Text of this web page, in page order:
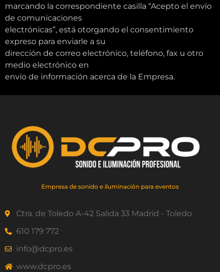
marcando la correspondiente casilla “Acepto el envío
de comunicaciones
electrónicas”, está otorgando el consentimiento
expreso para enviarle a su
dirección de correo electrónico, teléfono, fax u otro
medio electrónico en
envío de información acerca de la Empresa.
Empresa de sonido e iluminación para eventos
Ctra. de Toledo A-42 Salida 33 Madrid - Toledo
610 179 772
info@dcpro.es
www.dcpro.es